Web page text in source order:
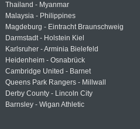
Thailand - Myanmar
Malaysia - Philippines
Magdeburg - Eintracht Braunschweig
Darmstadt - Holstein Kiel
Karlsruher - Arminia Bielefeld
Heidenheim - Osnabrück
Cambridge United - Barnet
Queens Park Rangers - Millwall
Derby County - Lincoln City
Barnsley - Wigan Athletic